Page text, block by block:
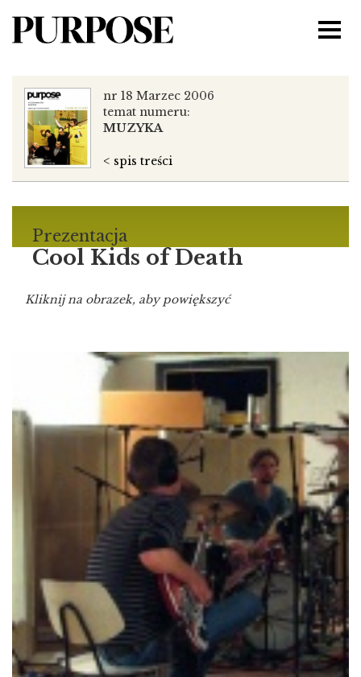
Prezentacja
Cool Kids of Death
Kliknij na obrazek, aby powiększyć
nr 18 Marzec 2006
temat numeru:
MUZYKA
< spis treści